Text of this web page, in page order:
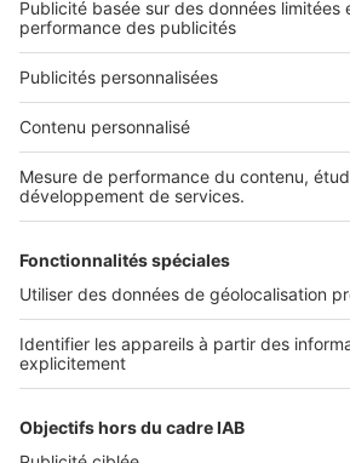
Nous contacter
Nous recrutons
NOS APPLICATIONS
Découvrez nos applications
Tous nos services pro
Accès client
À DÉCOUVRIR
Annuaire des professionnels
Tout l'immobilier